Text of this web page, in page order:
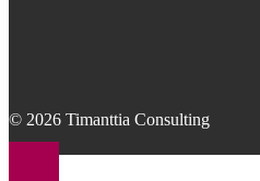
© 2026 Timanttia Consulting